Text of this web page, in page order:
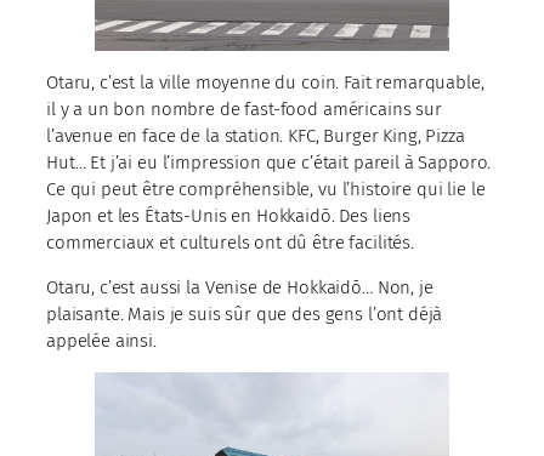
Otaru, c’est la ville moyenne du coin. Fait remarquable,
il y a un bon nombre de fast-food américains sur
l’avenue en face de la station. KFC, Burger King, Pizza
Hut… Et j’ai eu l’impression que c’était pareil à Sapporo.
Ce qui peut être compréhensible, vu l’histoire qui lie le
Japon et les États-Unis en Hokkaidō. Des liens
commerciaux et culturels ont dû être facilités.
Otaru, c’est aussi la Venise de Hokkaidō… Non, je
plaisante. Mais je suis sûr que des gens l’ont déjà
appelée ainsi.